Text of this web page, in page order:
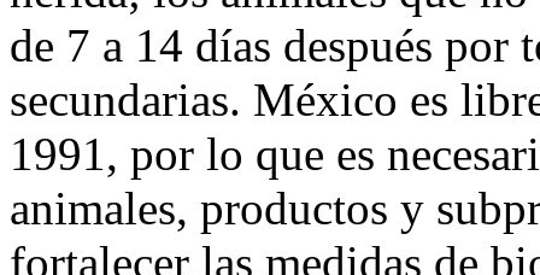
de 7 a 14 días después
secundarias. México es
1991, por lo que es
animales, productos y
fortalecer las medidas de